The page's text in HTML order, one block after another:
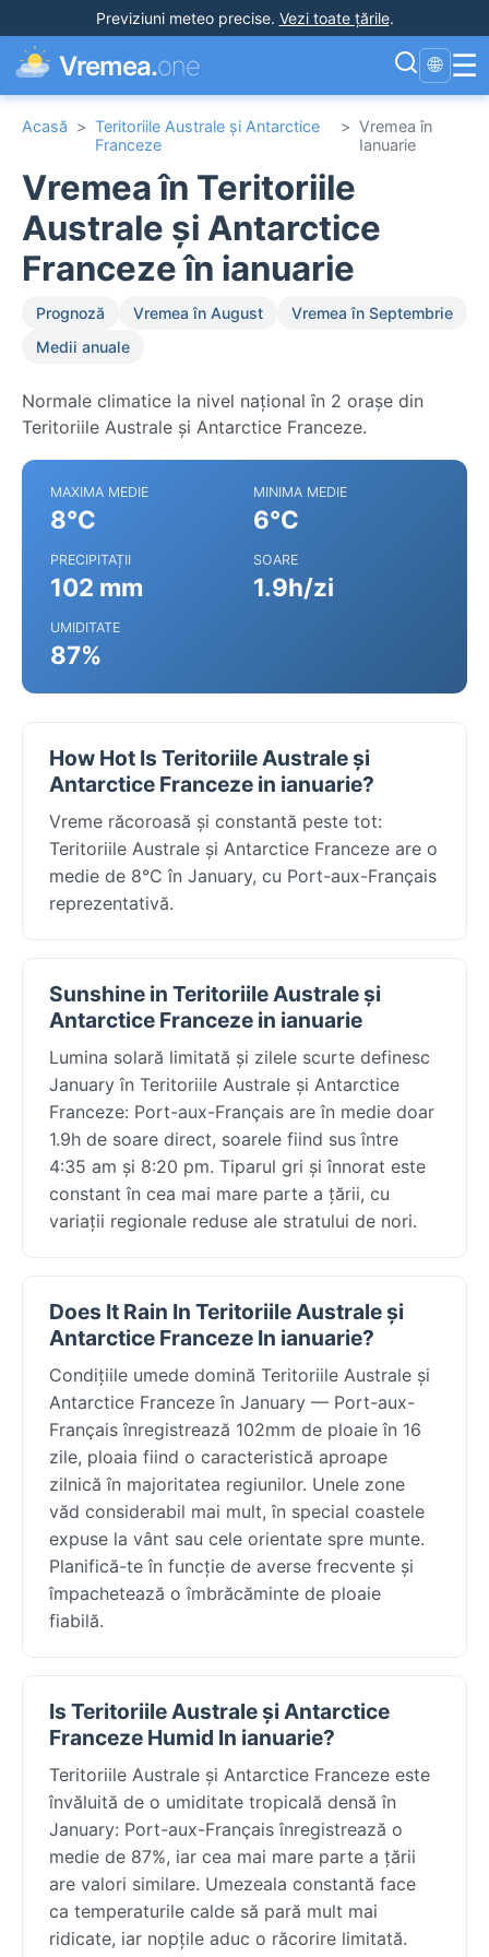
Previziuni meteo precise. Vezi toate țările.
Vremea.one 🌐 ☰
Acasă > Teritoriile Australe și Antarctice
Franceze
> Vremea în
Ianuarie
Vremea în Teritoriile
Australe și Antarctice
Franceze în ianuarie
Prognoză Vremea în August
Vremea în Septembrie
Medii anuale
Normale climatice la nivel național în 2 orașe din
Teritoriile Australe și Antarctice Franceze.
MAXIMA MEDIE
8°C
MINIMA MEDIE
6°C
PRECIPITAȚII
102 mm
SOARE
1.9h/zi
UMIDITATE
87%
How Hot Is Teritoriile Australe și
Antarctice Franceze in ianuarie?
Vreme răcoroasă și constantă peste tot:
Teritoriile Australe și Antarctice Franceze are o
medie de 8°C în January, cu Port-aux-Français
reprezentativă.
Sunshine in Teritoriile Australe și
Antarctice Franceze in ianuarie
Lumina solară limitată și zilele scurte definesc
January în Teritoriile Australe și Antarctice
Franceze: Port-aux-Français are în medie doar
1.9h de soare direct, soarele fiind sus între
4:35 am și 8:20 pm. Tiparul gri și înnorat este
constant în cea mai mare parte a țării, cu
variații regionale reduse ale stratului de nori.
Does It Rain In Teritoriile Australe și
Antarctice Franceze In ianuarie?
Condițiile umede domină Teritoriile Australe și
Antarctice Franceze în January — Port-aux-
Français înregistrează 102mm de ploaie în 16
zile, ploaia fiind o caracteristică aproape
zilnică în majoritatea regiunilor. Unele zone
văd considerabil mai mult, în special coastele
expuse la vânt sau cele orientate spre munte.
Planifică-te în funcție de averse frecvente și
împachetează o îmbrăcăminte de ploaie
fiabilă.
Is Teritoriile Australe și Antarctice
Franceze Humid In ianuarie?
Teritoriile Australe și Antarctice Franceze este
învăluită de o umiditate tropicală densă în
January: Port-aux-Français înregistrează o
medie de 87%, iar cea mai mare parte a țării
are valori similare. Umezeala constantă face
ca temperaturile calde să pară mult mai
ridicate, iar nopțile aduc o răcorire limitată.